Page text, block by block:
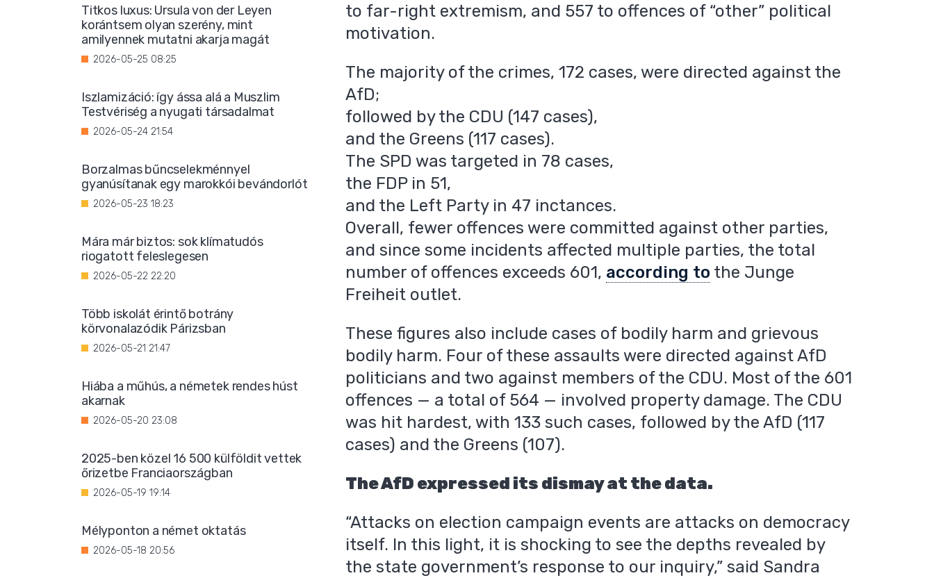
to far-right extremism, and 557 to offences of “other” political
motivation.
The majority of the crimes, 172 cases, were directed against the
AfD;
followed by the CDU (147 cases),
and the Greens (117 cases).
The SPD was targeted in 78 cases,
the FDP in 51,
and the Left Party in 47 inctances.
Overall, fewer offences were committed against other parties,
and since some incidents affected multiple parties, the total
number of offences exceeds 601, according to the Junge
Freiheit outlet.
These figures also include cases of bodily harm and grievous
bodily harm. Four of these assaults were directed against AfD
politicians and two against members of the CDU. Most of the 601
offences — a total of 564 — involved property damage. The CDU
was hit hardest, with 133 such cases, followed by the AfD (117
cases) and the Greens (107).
The AfD expressed its dismay at the data.
“Attacks on election campaign events are attacks on democracy
itself. In this light, it is shocking to see the depths revealed by
the state government’s response to our inquiry,” said Sandra
Titkos luxus: Ursula von der Leyen
korántsem olyan szerény, mint
amilyennek mutatni akarja magát
2026-05-25 08:25
Iszlamizáció: így ássa alá a Muszlim
Testvériség a nyugati társadalmat
2026-05-24 21:54
Borzalmas bűncselekménnyel
gyanúsítanak egy marokkói bevándorlót
2026-05-23 18:23
Mára már biztos: sok klímatudós
riogatott feleslegesen
2026-05-22 22:20
Több iskolát érintő botrány
körvonalazódik Párizsban
2026-05-21 21:47
Hiába a műhús, a németek rendes húst
akarnak
2026-05-20 23:08
2025-ben közel 16 500 külföldit vettek
őrizetbe Franciaországban
2026-05-19 19:14
Mélyponton a német oktatás
2026-05-18 20:56